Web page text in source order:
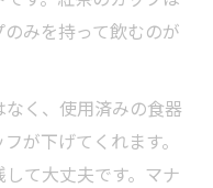
みを持って飲むのが
く、使用済みの食器
が下げてくれます。
て大丈夫です。マナ